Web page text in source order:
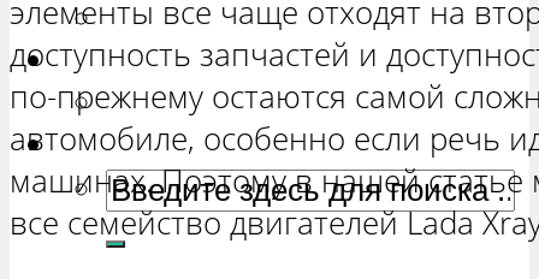
РЕМОНТ ВАЗ 1111 «ОКА»
Ларгус
РЕМОНТ ЛАДА ЛАРГУС
элементы все чаще отходят на
доступность запчастей и
по-прежнему остаются самой
автомобиле, особенно если речь
машинах. Поэтому в нашей
все семейство двигателей Lada